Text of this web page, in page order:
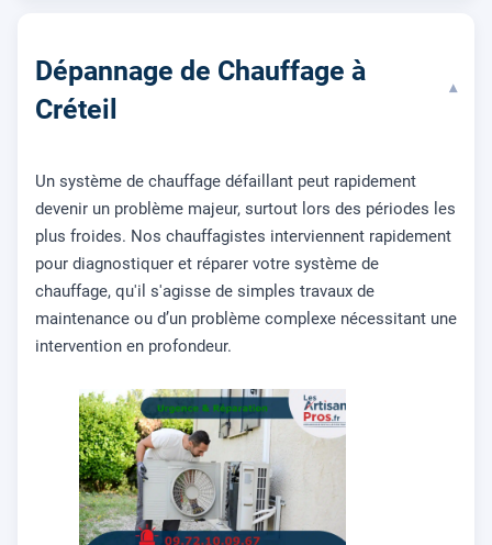
Dépannage de Chauffage à
Créteil
▾
Un système de chauffage défaillant peut rapidement
devenir un problème majeur, surtout lors des périodes les
plus froides. Nos chauffagistes interviennent rapidement
pour diagnostiquer et réparer votre système de
chauffage, qu'il s'agisse de simples travaux de
maintenance ou d’un problème complexe nécessitant une
intervention en profondeur.